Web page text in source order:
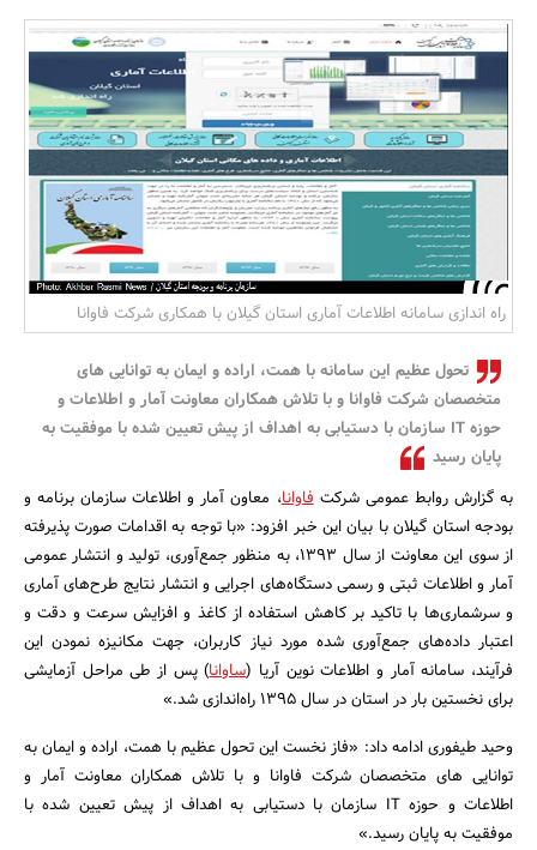
بانک، بیمه و سرمایه
مسکن و ساختمان
راه اندازی سامانه اطلاعات آماری استان گیلان با همکاری شرکت فاوانا
تحول عظیم این سامانه با همت، اراده و ایمان به توانایی­ های
متخصصان شرکت فاوانا و با تلاش همکاران معاونت آمار و اطلاعات و
حوزه IT سازمان با دستیابی به اهداف از پیش تعیین شده با موفقیت به
پایان رسید
به گزارش روابط‌ عمومی شرکتفاوانا، معاون آمار و اطلاعات سازمان برنامه و
بودجه استان گیلان با بیان این خبر افزود: «با توجه به اقدامات صورت پذیرفته
از سوی این معاونت از سال 1393، به منظور جمع‌آوری، تولید و انتشار عمومی
آمار و اطلاعات ثبتی و رسمی دستگاه‌های اجرایی و انتشار نتایج طرح‌های آماری
و سرشماری‌ها با تاکید بر کاهش استفاده از کاغذ و افزایش سرعت و دقت و
اعتبار داده‌های جمع‌آوری شده مورد نیاز کاربران، جهت مکانیزه نمودن این
فرآیند، سامانه آمار و اطلاعات نوین آریا (ساوانا) پس از طی مراحل آزمایشی
برای نخستین بار در استان در سال 1395 راه‌اندازی شد.»
وحید طیفوری ادامه داد: «فاز نخست این تحول عظیم با همت، اراده و ایمان به
توانایی­ های متخصصان شرکت فاوانا و با تلاش همکاران معاونت آمار و
اطلاعات و حوزه IT سازمان با دستیابی به اهداف از پیش تعیین شده با
موفقیت به پایان رسید.»